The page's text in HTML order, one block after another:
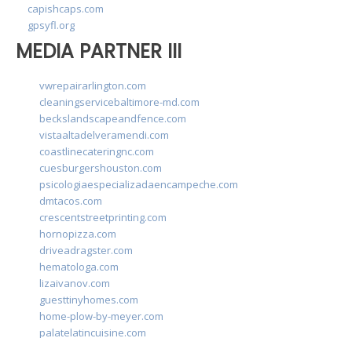
capishcaps.com
gpsyfl.org
MEDIA PARTNER III
vwrepairarlington.com
cleaningservicebaltimore-md.com
beckslandscapeandfence.com
vistaaltadelveramendi.com
coastlinecateringnc.com
cuesburgershouston.com
psicologiaespecializadaencampeche.com
dmtacos.com
crescentstreetprinting.com
hornopizza.com
driveadragster.com
hematologa.com
lizaivanov.com
guesttinyhomes.com
home-plow-by-meyer.com
palatelatincuisine.com